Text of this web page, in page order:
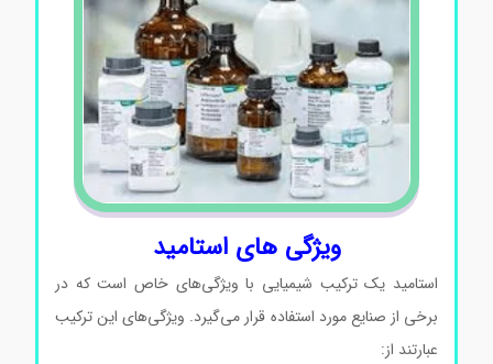
ویژگی های استامید
استامید یک ترکیب شیمیایی با ویژگی‌های خاص است که در
برخی از صنایع مورد استفاده قرار می‌گیرد. ویژگی‌های این ترکیب
عبارتند از: استامید کد مرک 822343